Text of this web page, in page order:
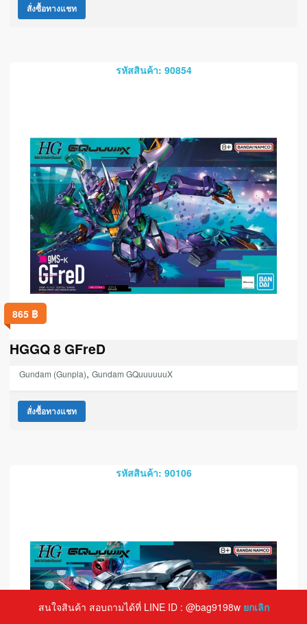
สั่งซื้อทางแชท
รหัสสินค้า: 90854
865 ฿
HGGQ 8 GFreD
Gundam (Gunpla), Gundam GQuuuuuuX
สั่งซื้อทางแชท
รหัสสินค้า: 90106
สนใจสินค้า สอบถามได้ที่ LINE ID : @bag9198w ยกเลิก